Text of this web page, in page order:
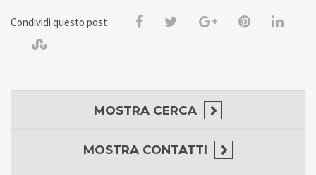
Condividi questo post
MOSTRA CERCA
MOSTRA CONTATTI